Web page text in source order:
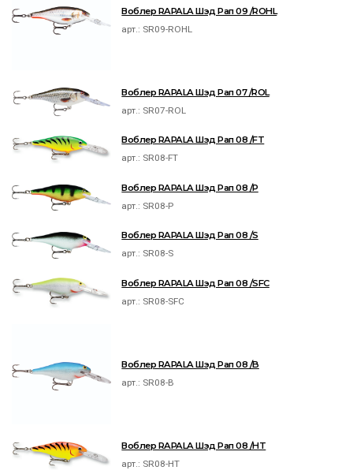
Воблер RAPALA Шэд Рап 09 /ROHL
арт.: SR09-ROHL
Воблер RAPALA Шэд Рап 07 /ROL
арт.: SR07-ROL
Воблер RAPALA Шэд Рап 08 /FT
арт.: SR08-FT
Воблер RAPALA Шэд Рап 08 /P
арт.: SR08-P
Воблер RAPALA Шэд Рап 08 /S
арт.: SR08-S
Воблер RAPALA Шэд Рап 08 /SFC
арт.: SR08-SFC
Воблер RAPALA Шэд Рап 08 /B
арт.: SR08-B
Воблер RAPALA Шэд Рап 08 /HT
арт.: SR08-HT